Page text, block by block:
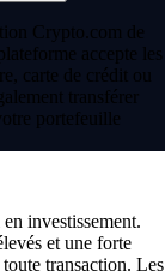
Crypto.com de
accepte les
carte de crédit ou
transférer
portefeuille
investissement.
et une forte
transaction. Les